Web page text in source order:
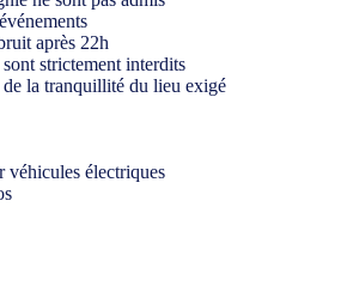
après 22h
strictement interdits
la tranquillité du lieu exigé
véhicules électriques